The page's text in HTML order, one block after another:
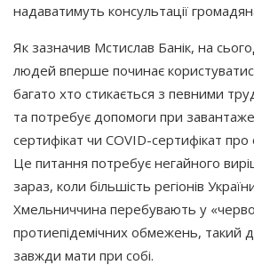
надаватимуть консультації
Як зазначив Мстислав Банік, на
людей вперше починає
багато хто стикається з певними
та потребує допомоги при
сертифікат чи COVID-сертифікат
Це питання потребує негайного
зараз, коли більшість регіонів
Хмельниччина перебувають у
протиепідемічних обмежень, такий
завжди мати при собі.